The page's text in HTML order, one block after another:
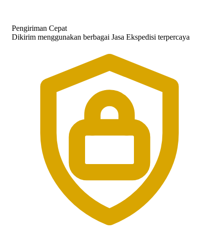
Pengiriman Cepat
Dikirim menggunakan berbagai Jasa Ekspedisi terpercaya